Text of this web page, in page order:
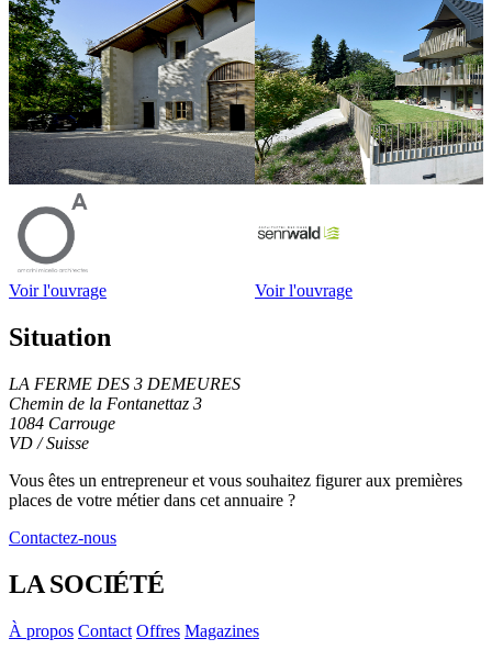
Voir l'ouvrage Voir l'ouvrage
Situation
LA FERME DES 3 DEMEURES
Chemin de la Fontanettaz 3
1084 Carrouge
VD / Suisse
+
Vous êtes un entrepreneur et vous souhaitez figureraux premières
places de votre métierdans cet annuaire ?
Contactez-nous
LA SOCIÉTÉ
À propos Contact Offres Magazines